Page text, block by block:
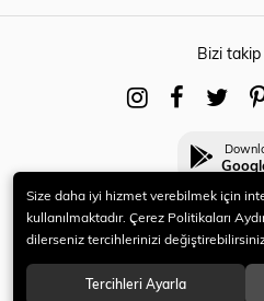
Bizi
© 2021 HERYENİ.
Size daha iyi hizmet verebilmek için
kullanılmaktadır. Çerez Politikaları
dilerseniz tercihlerinizi
Tercihleri Ayarla